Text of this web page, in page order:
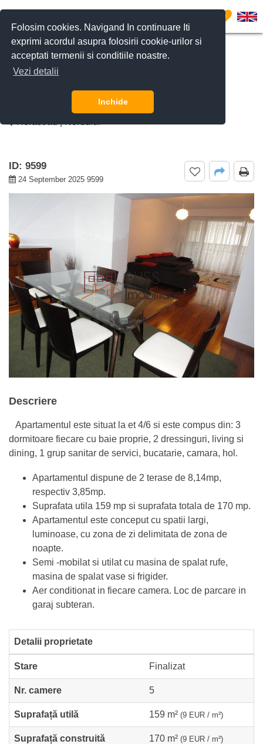
Folosim cookies. Navigand In continuare Iti
exprimi acordul asupra folosirii cookie-urilor si
acceptati termenii si conditiile noastre.
Vezi detalii
Inchide
0
Herastrau, Bucuresti
ID: 9599
24 September 2025 9599
Descriere
Apartamentul este situat la et 4/6 si este compus din: 3
dormitoare fiecare cu baie proprie, 2 dressinguri, living si
dining, 1 grup sanitar de servici, bucatarie, camara, hol.
Apartamentul dispune de 2 terase de 8,14mp,
respectiv 3,85mp.
Suprafata utila 159 mp si suprafata totala de 170 mp.
Apartamentul este conceput cu spatii largi,
luminoase, cu zona de zi delimitata de zona de
noapte.
Semi -mobilat si utilat cu masina de spalat rufe,
masina de spalat vase si frigider.
Aer conditionat in fiecare camera. Loc de parcare in
garaj subteran.
Detalii proprietate
Stare Finalizat
Nr. camere 5
Suprafață utilă 159 m² (9 EUR / m²)
Suprafață construită 170 m² (9 EUR / m²)
CERE DETALII SUNĂ-NE